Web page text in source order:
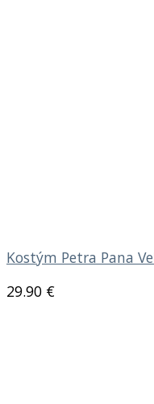
Kostým Petra Pana
29.90 €